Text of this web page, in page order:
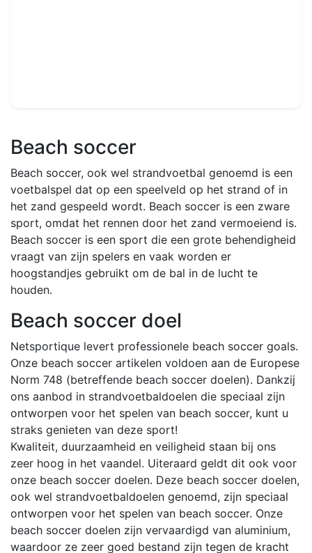
Beach soccer
Beach soccer, ook wel strandvoetbal genoemd is een
voetbalspel dat op een speelveld op het strand of in
het zand gespeeld wordt. Beach soccer is een zware
sport, omdat het rennen door het zand vermoeiend is.
Beach soccer is een sport die een grote behendigheid
vraagt van zijn spelers en vaak worden er
hoogstandjes gebruikt om de bal in de lucht te
houden.
Beach soccer doel
Netsportique levert professionele beach soccer goals.
Onze beach soccer artikelen voldoen aan de Europese
Norm 748 (betreffende beach soccer doelen). Dankzij
ons aanbod in strandvoetbaldoelen die speciaal zijn
ontworpen voor het spelen van beach soccer, kunt u
straks genieten van deze sport!
Kwaliteit, duurzaamheid en veiligheid staan bij ons
zeer hoog in het vaandel. Uiteraard geldt dit ook voor
onze beach soccer doelen. Deze beach soccer doelen,
ook wel strandvoetbaldoelen genoemd, zijn speciaal
ontworpen voor het spelen van beach soccer. Onze
beach soccer doelen zijn vervaardigd van aluminium,
waardoor ze zeer goed bestand zijn tegen de kracht